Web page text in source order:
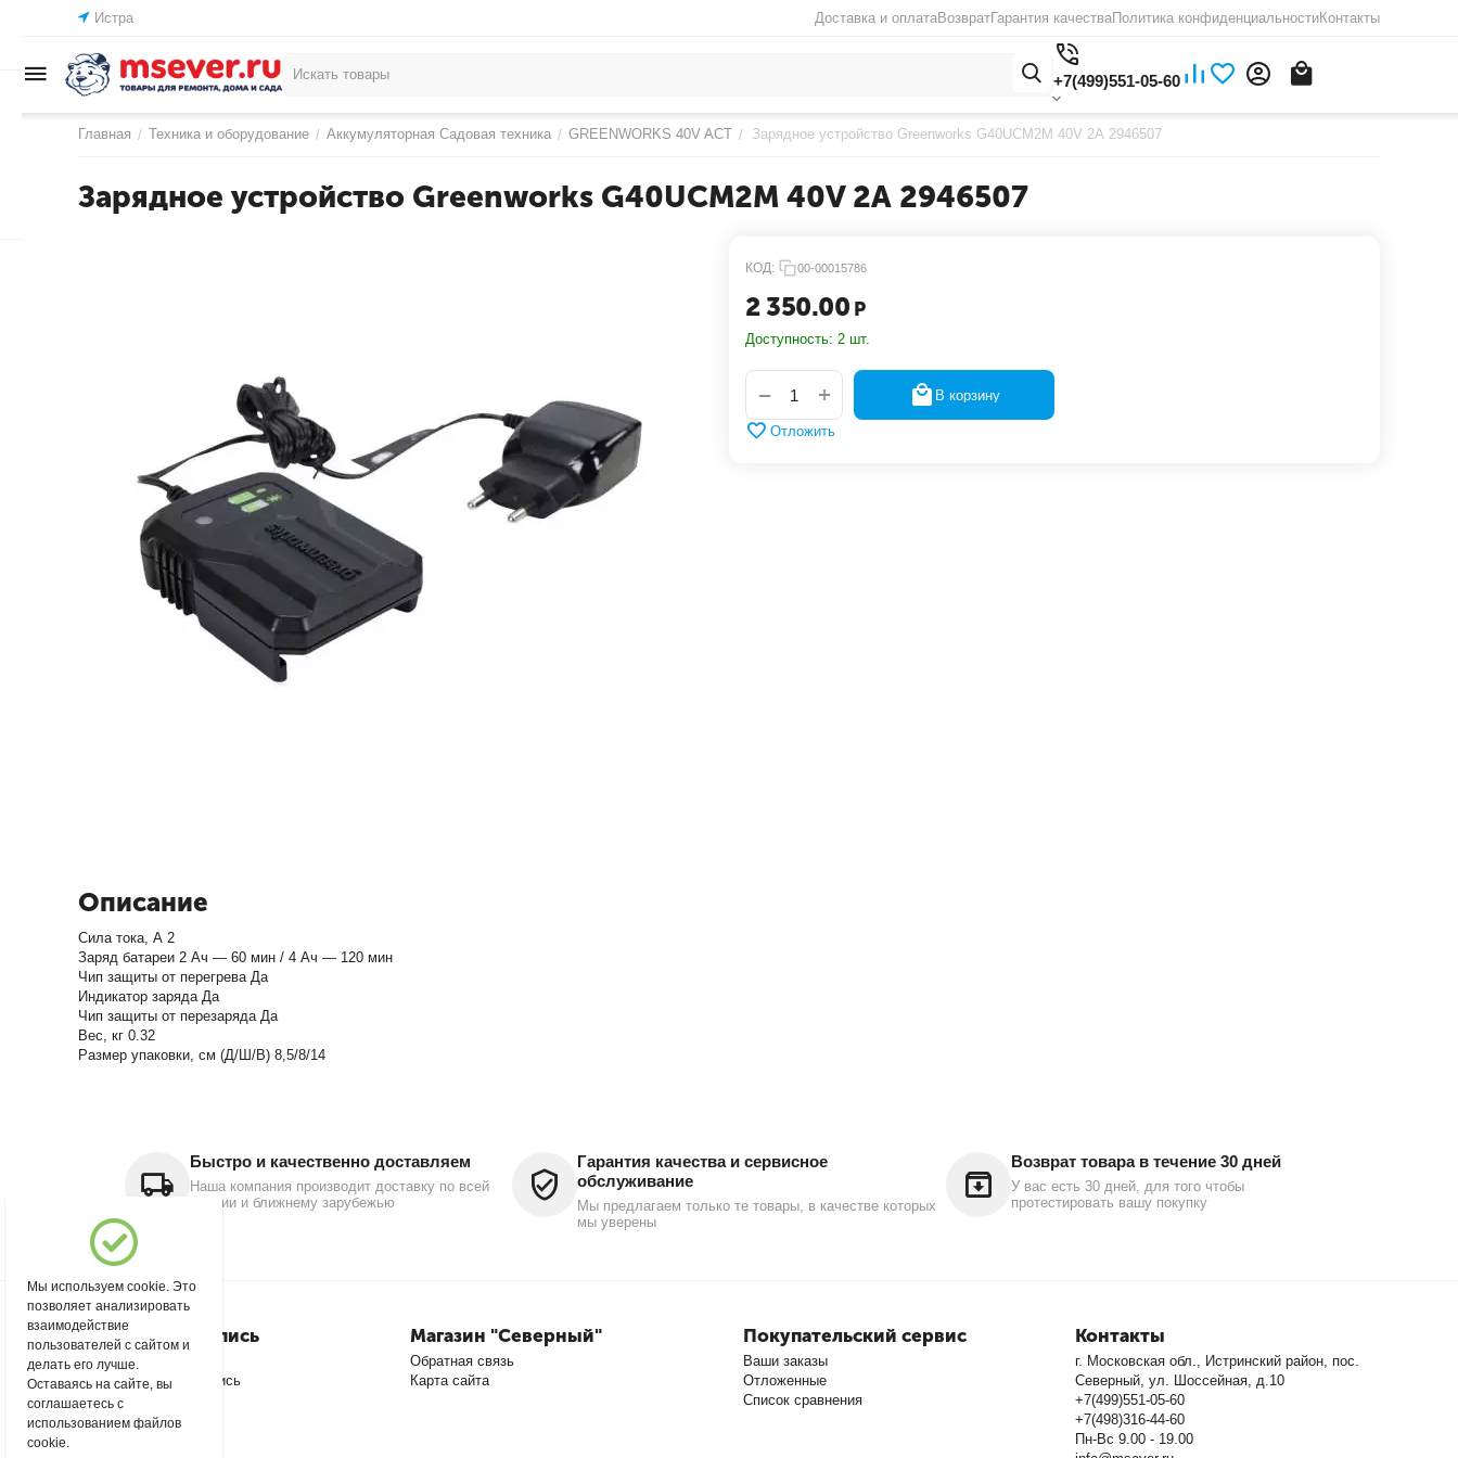
Истра Доставка и оплатаВозвратГарантия качестваПолитика конфиденциальностиКонтакты
+7(499)551-05-60
Главная / Техника и оборудование / Аккумуляторная Садовая техника / GREENWORKS 40V ACT / Зарядное устройство Greenworks G40UCM2M 40V 2А 2946507
Зарядное устройство Greenworks G40UCM2M 40V 2А 2946507
КОД: 00-00015786
2 350.00 Р
Доступность: 2 шт.
+
− В корзину
Отложить
Описание
Сила тока, А 2
Заряд батареи 2 Ач — 60 мин / 4 Ач — 120 мин
Чип защиты от перегрева Да
Индикатор заряда Да
Чип защиты от перезаряда Да
Вес, кг 0.32
Размер упаковки, см (Д/Ш/В) 8,5/8/14
Быстро и качественно доставляем
Наша компания производит доставку по всей
России и ближнему зарубежью
Гарантия качества и сервисное
обслуживание
Мы предлагаем только те товары, в качестве которых
мы уверены
Возврат товара в течение 30 дней
У вас есть 30 дней, для того чтобы
протестировать вашу покупку
Моя учетная запись
Войти
Создать учетную запись
Магазин "Северный"
Обратная связь
Карта сайта
Покупательский сервис
Ваши заказы
Отложенные
Список сравнения
Контакты
г. Московская обл., Истринский район, пос.
Северный, ул. Шоссейная, д.10
+7(499)551-05-60
+7(498)316-44-60
Пн-Вс 9.00 - 19.00
Мы используем cookie. Это
позволяет анализировать
взаимодействие
пользователей с сайтом и
делать его лучше.
Оставаясь на сайте, вы
соглашаетесь с
использованием файлов
cookie.